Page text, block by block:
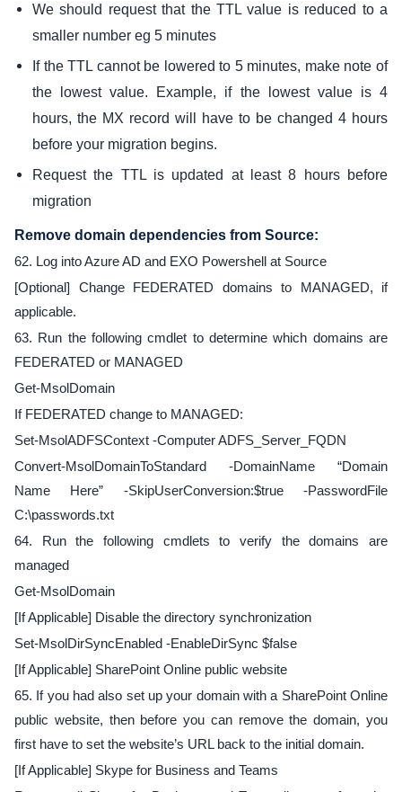
We should request that the TTL value is reduced to a
smaller number eg 5 minutes
If the TTL cannot be lowered to 5 minutes, make note of
the lowest value. Example, if the lowest value is 4
hours, the MX record will have to be changed 4 hours
before your migration begins.
Request the TTL is updated at least 8 hours before
migration
Remove domain dependencies from Source:
62. Log into Azure AD and EXO Powershell at Source
[Optional] Change FEDERATED domains to MANAGED, if
applicable.
63. Run the following cmdlet to determine which domains are
FEDERATED or MANAGED
Get-MsolDomain
If FEDERATED change to MANAGED:
Set-MsolADFSContext -Computer ADFS_Server_FQDN
Convert-MsolDomainToStandard -DomainName “Domain
Name Here” -SkipUserConversion:$true -PasswordFile
C:\passwords.txt
64. Run the following cmdlets to verify the domains are
managed
Get-MsolDomain
[If Applicable] Disable the directory synchronization
Set-MsolDirSyncEnabled -EnableDirSync $false
[If Applicable] SharePoint Online public website
65. If you had also set up your domain with a SharePoint Online
public website, then before you can remove the domain, you
first have to set the website’s URL back to the initial domain.
[If Applicable] Skype for Business and Teams